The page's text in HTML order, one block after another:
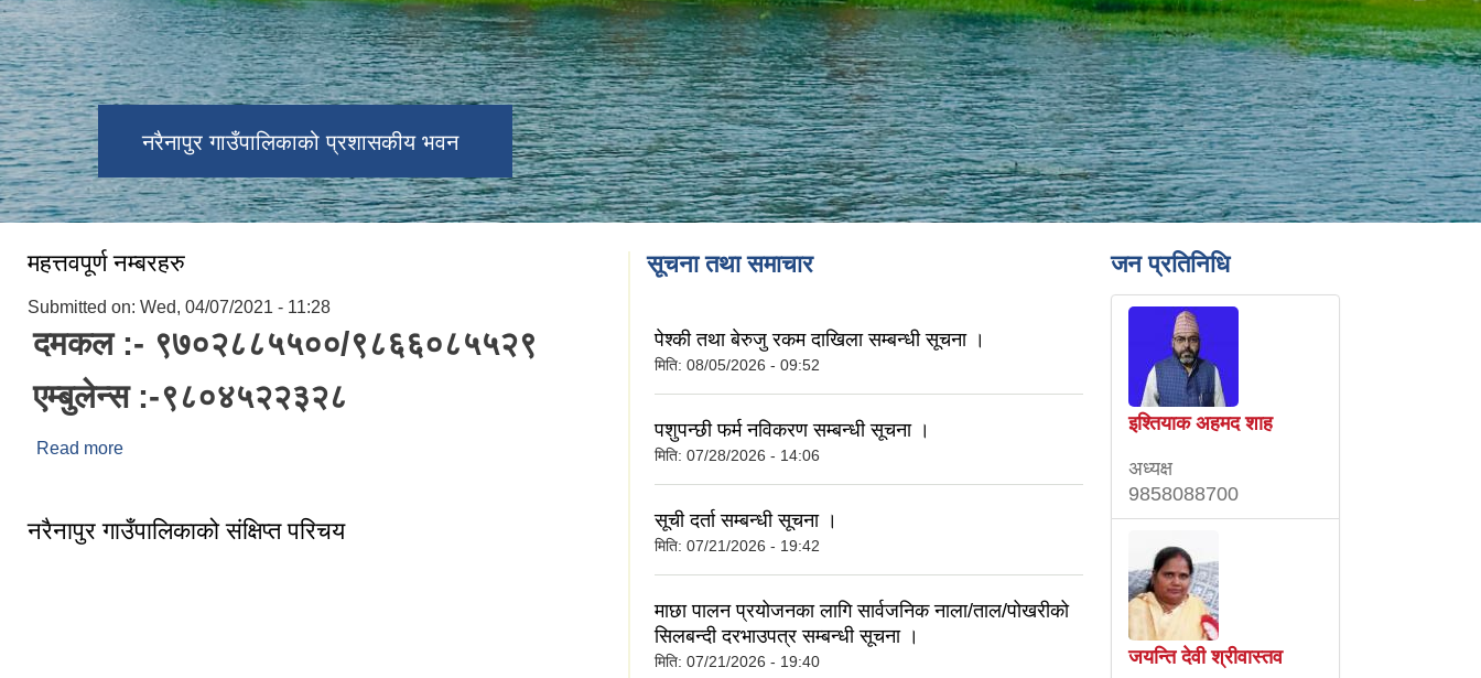
नरैनापुर गाउँपालिकाको प्रशासकीय भवन
महत्तवपूर्ण नम्बरहरु
Submitted on: Wed, 04/07/2021 - 11:28
दमकल :- ९७०२८८५५००/९८६६०८५५२९
एम्बुलेन्स :-९८०४५२२३२८
Read more
नरैनापुर गाउँपालिकाको संक्षिप्त परिचय
सूचना तथा समाचार
पेश्की तथा बेरुजु रकम दाखिला सम्बन्धी सूचना ।
मिति: 08/05/2026 - 09:52
पशुपन्छी फर्म नविकरण सम्बन्धी सूचना ।
मिति: 07/28/2026 - 14:06
सूची दर्ता सम्बन्धी सूचना ।
मिति: 07/21/2026 - 19:42
माछा पालन प्रयोजनका लागि सार्वजनिक नाला/ताल/पोखरीको
सिलबन्दी दरभाउपत्र सम्बन्धी सूचना ।
मिति: 07/21/2026 - 19:40
जन प्रतिनिधि
इश्तियाक अहमद शाह
अध्यक्ष
9858088700
जयन्ति देवी श्रीवास्तव